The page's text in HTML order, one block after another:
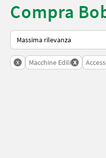
Compra
Ecco come viene ordinato
x Macchine Edili x